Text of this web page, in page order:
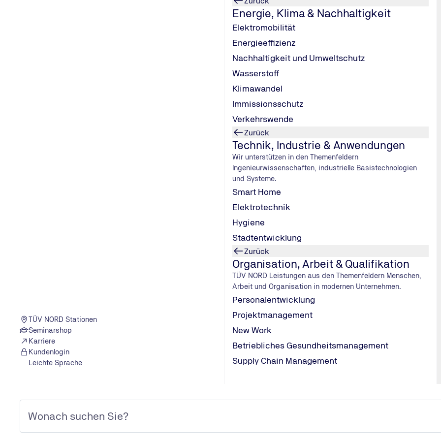
TÜV NORD Stationen
Seminarshop
Karriere
Kundenlogin
Leichte Sprache
Energie, Klima & Nachhaltigkeit
Elektromobilität
Energieeffizienz
Nachhaltigkeit und Umweltschutz
Wasserstoff
Klimawandel
Immissionsschutz
Verkehrswende
Zurück
Technik, Industrie & Anwendungen
Wir unterstützen in den Themenfeldern
Ingenieurwissenschaften, industrielle Basistechnologien
und Systeme.
Smart Home
Elektrotechnik
Hygiene
Stadtentwicklung
Zurück
Organisation, Arbeit & Qualifikation
TÜV NORD Leistungen aus den Themenfeldern Menschen,
Arbeit und Organisation in modernen Unternehmen.
Personalentwicklung
Projektmanagement
New Work
Betriebliches Gesundheitsmanagement
Supply Chain Management
Wenn sich die Versicherungsprämie erhöht, die Leistungen aber gleichbleiben, gilt ein Sonderkündigungsrecht.
Reduzierung
Der CO₂-
Euro) pro
Tipps, wie
Neue Abgasnorm Euro 7 kommt